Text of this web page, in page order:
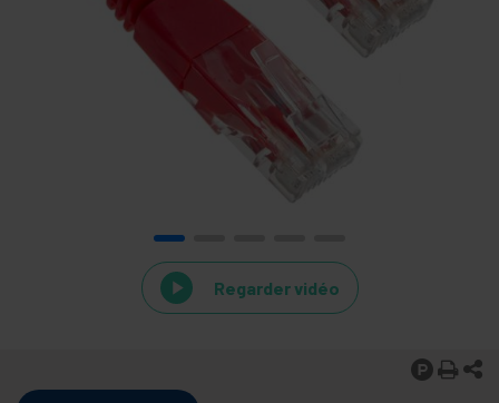
Regarder vidéo